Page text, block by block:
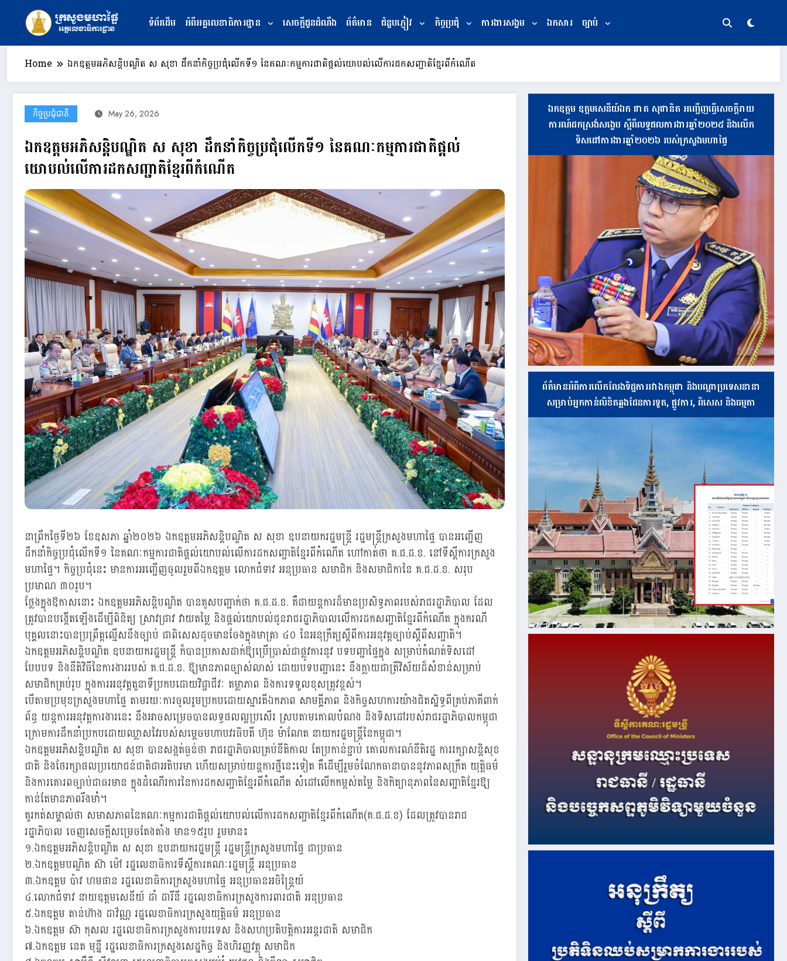
content
ទំព័រដើម អំពីអគ្គលេខាធិការដ្ឋាន សេចក្ដីជូនដំណឹង ព័ត៌មាន ជំនួបភ្ញៀវ កិច្ចប្រជុំ ការងារសង្គម ឯកសារ ច្បាប់
Home ឯកឧត្តមអភិសន្តិបណ្ឌិត ស សុខា ដឹកនាំកិច្ចប្រជុំលើកទី១ នៃគណៈកម្មការជាតិផ្តល់យោបល់លើការដកសញ្ជាតិខ្មែរពីកំណើត
កិច្ចប្រជុំជាតិ May 26, 2026
ឯកឧត្តមអភិសន្តិបណ្ឌិត ស សុខា ដឹកនាំកិច្ចប្រជុំលើកទី១ នៃគណៈកម្មការជាតិផ្តល់
យោបល់លើការដកសញ្ជាតិខ្មែរពីកំណើត
នាព្រឹកថ្ងៃទី២៦ ខែឧសភា ឆ្នាំ២០២៦ ឯកឧត្តមអភិសន្តិបណ្ឌិត ស សុខា ឧបនាយករដ្ឋមន្ត្រី រដ្ឋមន្ត្រីក្រសួងមហាផ្ទៃ បានអញ្ជើញ
ដឹកនាំកិច្ចប្រជុំលើកទី១ នៃគណៈកម្មការជាតិផ្តល់យោបល់លើការដកសញ្ជាតិខ្មែរពីកំណើត ហៅកាត់ថា គ.ជ.ដ.ខ. នៅទីស្តីការក្រសួង
មហាផ្ទៃ។ កិច្ចប្រជុំនេះ មានការអញ្ជើញចូលរួមពីឯកឧត្តម លោកជំទាវ អនុប្រធាន សមាជិក និងសមាជិកានៃ គ.ជ.ដ.ខ. សរុប
ប្រមាណ ៣០រូប។
ថ្លែងក្នុងឱកាសនោះ ឯកឧត្តមអភិសន្តិបណ្ឌិត បានគូសបញ្ជាក់ថា គ.ជ.ដ.ខ. គឺជាយន្តការដ៏មានប្រសិទ្ធភាពរបស់រាជរដ្ឋាភិបាល ដែល
ត្រូវបានបង្កើតឡើងដើម្បីពិនិត្យ ស្រាវជ្រាវ វាយតម្លៃ និងផ្តល់យោបល់ជូនរាជរដ្ឋាភិបាលលើការដកសញ្ជាតិខ្មែរពីកំណើត ក្នុងករណី
បុគ្គលនោះបានប្រព្រឹត្តល្មើសនឹងច្បាប់ ជាពិសេសដូចមានចែងក្នុងមាត្រា ៤០ នៃអនុក្រឹត្យស្តីពីការអនុវត្តច្បាប់ស្តីពីសញ្ជាតិ។
ឯកឧត្តមអភិសន្តិបណ្ឌិត ឧបនាយករដ្ឋមន្ត្រី ក៏បានប្រកាសដាក់ឱ្យប្រើប្រាស់ជាផ្លូវការនូវ បទបញ្ជាផ្ទៃក្នុង សម្រាប់កំណត់ទិសដៅ
បែបបទ និងនីតិវិធីនៃការងាររបស់ គ.ជ.ដ.ខ. ឱ្យមានភាពច្បាស់លាស់ ដោយបទបញ្ជានេះ នឹងក្លាយជាត្រីវិស័យដ៏សំខាន់សម្រាប់
សមាជិកគ្រប់រូប ក្នុងការអនុវត្តតួនាទីប្រកបដោយវិជ្ជាជីវៈ តម្លាភាព និងការទទួលខុសត្រូវខ្ពស់។
បើតាមប្រមុខក្រសួងមហាផ្ទៃ តាមរយៈការចូលរួមប្រកបដោយស្មារតីឯកភាព សាមគ្គីភាព និងកិច្ចសហការយ៉ាងជិតស្និទ្ធពីគ្រប់ភាគីពាក់
ព័ន្ធ យន្តការអនុវត្តការងារនេះ នឹងអាចសម្រេចបានលទ្ធផលល្អប្រសើរ ស្របតាមគោលបំណង និងទិសដៅរបស់រាជរដ្ឋាភិបាលកម្ពុជា
ក្រោមការដឹកនាំប្រកបដោយឈ្លាសវៃរបស់សម្ដេចមហាបវរធិបតី ហ៊ុន ម៉ាណែត នាយករដ្ឋមន្រ្តីនៃកម្ពុជា។
ឯកឧត្តមអភិសន្តិបណ្ឌិត ស សុខា បានសង្កត់ធ្ងន់ថា រាជរដ្ឋាភិបាលគ្រប់នីតិកាល តែប្រកាន់ខ្ជាប់ គោលការណ៍នីតិរដ្ឋ ការរក្សាសន្តិសុខ
ជាតិ និងថែរក្សាផលប្រយោជន៍ជាតិជាអតិបរមា ហើយសម្រាប់យន្តការថ្មីនេះទៀត គឺដើម្បីរួមចំណែកធានាបាននូវភាពសុក្រឹត យុត្តិធម៌
និងការគោរពច្បាប់ជាធរមាន ក្នុងដំណើរការនៃការដកសញ្ជាតិខ្មែរពីកំណើត សំដៅលើកកម្ពស់តម្លៃ និងកិត្យានុភាពនៃសញ្ជាតិខ្មែរឱ្យ
កាន់តែមានភាពរឹងមាំ។
គួរកត់សម្គាល់ថា សមាសភាពនៃគណៈកម្មការជាតិផ្តល់យោបល់លើការដកសញ្ជាតិខ្មែរពីកំណើត(គ.ជ.ដ.ខ) ដែលត្រូវបានរាជ
រដ្ឋាភិបាល ចេញសេចក្តីសម្រេចតែងតាំង មាន១៥រូប រួមមាន៖
១.ឯកឧត្តមអភិសន្តិបណ្ឌិត ស សុខា ឧបនាយករដ្ឋមន្ត្រី រដ្ឋមន្ត្រីក្រសួងមហាផ្ទៃ ជាប្រធាន
២.ឯកឧត្តមបណ្ឌិត ស៊ា ម៉ៅ រដ្ឋលេខាធិការទីស្តីការគណៈរដ្ឋមន្ត្រី អនុប្រធាន
៣.ឯកឧត្តម ប៉ាវ ហមផាន រដ្ឋលេខាធិការក្រសួងមហាផ្ទៃ អនុប្រធានអចិន្ត្រៃយ៍
៤.លោកជំទាវ នាយឧត្តមសេនីយ៍ ដាំ ដារីនី រដ្ឋលេខាធិការក្រសួងការពារជាតិ អនុប្រធាន
៥.ឯកឧត្តម តាន់ហ៊ាង ដាវ័ណ្ណ រដ្ឋលេខាធិការក្រសួងយុត្តិធម៌ អនុប្រធាន
៦.ឯកឧត្តម ស៊ា កុសល រដ្ឋលេខាធិការក្រសួងការបរទេស និងសហប្រតិបត្តិការអន្តរជាតិ សមាជិក
៧.ឯកឧត្តម នេត មុន្នី រដ្ឋលេខាធិការក្រសួងសេដ្ឋកិច្ច និងហិរញ្ញវត្ថុ សមាជិក
ឯកឧត្តម ឧត្តមសេនីយ៍ឯក ផាត សុផានិត អញ្ជើញធ្វើសេចក្តីរាយ
ការណ៍ដកស្រង់សង្ខេប ស្តីពីលទ្ធផលការងារឆ្នាំ២០២៥ និងលើក
ទិសដៅការងារឆ្នាំ២០២៦ របស់ក្រសួងមហាផ្ទៃ
ព័ត៌មានអំពីការលើកលែងទិដ្ឋការរវាងកម្ពុជា និងបណ្ដាប្រទេសនានា
សម្រាប់អ្នកកាន់លិខិតឆ្លងដែនការទូត, ផ្លូវការ, ពិសេស និងធម្មតា